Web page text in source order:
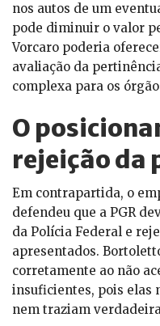
nos autos de um
pode diminuir o valor
Vorcaro poderia
avaliação da
complexa para os
O
rejeição da
Em contrapartida, o
defendeu que a PGR
da Polícia Federal e
apresentados.
corretamente ao não
insuficientes, pois elas
nem traziam